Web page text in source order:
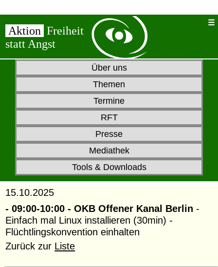
Aktion Freiheit
statt Angst
Über uns
Themen
Termine
RFT
Presse
Mediathek
Tools & Downloads
15.10.2025
- 09:00-10:00 - OKB Offener Kanal Berlin -
Einfach mal Linux installieren (30min) -
Flüchtlingskonvention einhalten
Zurück zur Liste